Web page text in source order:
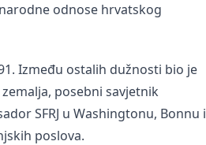
odnose hrvatskog
Između ostalih dužnosti bio je
posebni savjetnik
SFRJ u Washingtonu, Bonnu i
poslova.